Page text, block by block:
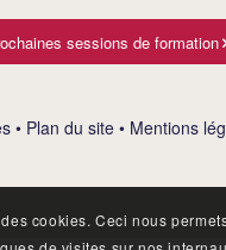
sessions de formation
• Plan du site • Mentions
cookies. Ceci nous